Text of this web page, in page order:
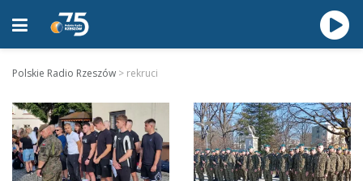
Polskie Radio Rzeszów > rekruci